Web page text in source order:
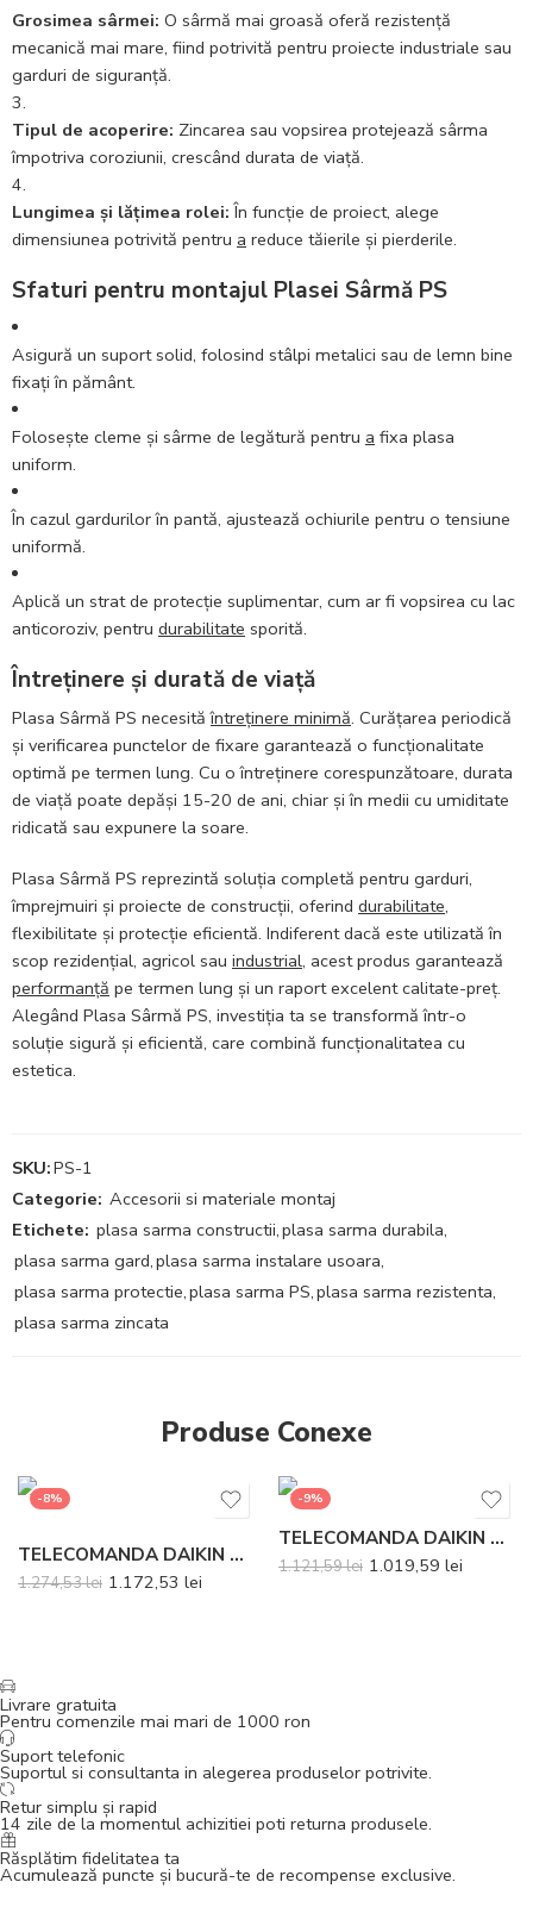
Grosimea sârmei: O sârmă mai groasă oferă rezistență
mecanică mai mare, fiind potrivită pentru proiecte industriale sau
garduri de siguranță.
Tipul de acoperire: Zincarea sau vopsirea protejează sârma
împotriva coroziunii, crescând durata de viață.
Lungimea și lățimea rolei: În funcție de proiect, alege
dimensiunea potrivită pentru a reduce tăierile și pierderile.
Sfaturi pentru montajul Plasei Sârmă PS
Asigură un suport solid, folosind stâlpi metalici sau de lemn bine
fixați în pământ.
Folosește cleme și sârme de legătură pentru a fixa plasa
uniform.
În cazul gardurilor în pantă, ajustează ochiurile pentru o tensiune
uniformă.
Aplică un strat de protecție suplimentar, cum ar fi vopsirea cu lac
anticoroziv, pentru durabilitate sporită.
Întreținere și durată de viață
Plasa Sârmă PS necesităîntreținere minimă. Curățarea periodică
și verificarea punctelor de fixare garantează o funcționalitate
optimă pe termen lung. Cu o întreținere corespunzătoare, durata
de viață poate depăși 15-20 de ani, chiar și în medii cu umiditate
ridicată sau expunere la soare.
Plasa Sârmă PS reprezintă soluția completă pentru garduri,
împrejmuiri și proiecte de construcții, oferind durabilitate,
flexibilitate și protecție eficientă. Indiferent dacă este utilizată în
scop rezidențial, agricol sau industrial, acest produs garantează
performanță pe termen lung și un raport excelent calitate-preț.
Alegând Plasa Sârmă PS, investiția ta se transformă într-o
soluție sigură și eficientă, care combină funcționalitatea cu
estetica.
SKU:PS-1
Categorie: Accesorii si materiale montaj
Etichete: plasa sarma constructii,plasa sarma durabila,
plasa sarma gard,plasa sarma instalare usoara,
plasa sarma protectie,plasa sarma PS,plasa sarma rezistenta,
plasa sarma zincata
Produse Conexe
-8%
TELECOMANDA DAIKIN CU FIR MADOKA BRC1H52K BLACK
1.274,53lei 1.172,53 lei
-9%
TELECOMANDA DAIKIN CU FIR BRC1E53B
1.121,59lei 1.019,59 lei
Livrare gratuita
Pentru comenzile mai mari de 1000 ron
Suport telefonic
Suportul si consultanta in alegerea produselor potrivite.
Retur simplu și rapid
14 zile de la momentul achizitiei poti returna produsele.
Răsplătim fidelitatea ta
Acumulează puncte și bucură-te de recompense exclusive.